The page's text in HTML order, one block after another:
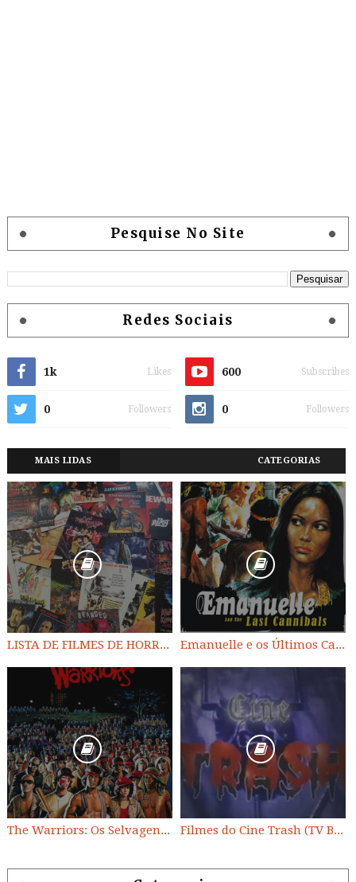
Pesquise No Site
Redes Sociais
1k Likes 600 Subscribes
0 Followers 0 Followers
MAIS LIDAS CATEGORIAS
LISTA DE FILMES DE HORROR/ TRASH/ SUSPENSE/ SCI-FI/ EXPLOITATION E OUTROS Emanuelle e os Últimos Canibais
The Warriors: Os Selvagens da Noite Filmes do Cine Trash (TV BAND)